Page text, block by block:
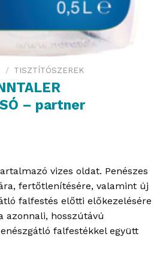
/ TISZTÍTÓSZEREK
– partner
vizes oldat. Penészes
fertőtlenítésére, valamint új
falfestés előtti előkezelésére
azonnali, hosszútávú
falfestékkel együtt